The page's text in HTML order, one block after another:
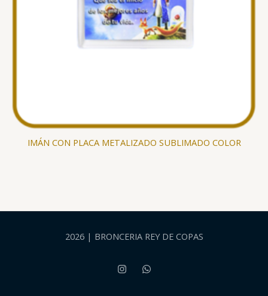
IMÁN CON PLACA METALIZADO SUBLIMADO COLOR
2026 | BRONCERIA REY DE COPAS